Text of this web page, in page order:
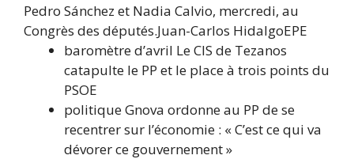
Pedro Sánchez et Nadia Calvio, mercredi, au
Congrès des députés.Juan-Carlos HidalgoEPE
baromètre d’avril Le CIS de Tezanos
catapulte le PP et le place à trois points du
PSOE
politiqueGnova ordonne au PP de se
recentrer sur l’économie : « C’est ce qui va
dévorer ce gouvernement »